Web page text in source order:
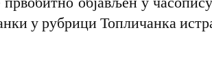
у рубрициТопличанка